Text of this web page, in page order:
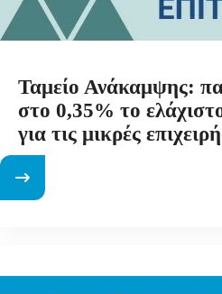
Ταμείο Ανάκαμψης:
στο 0,35% το
για τις μικρές